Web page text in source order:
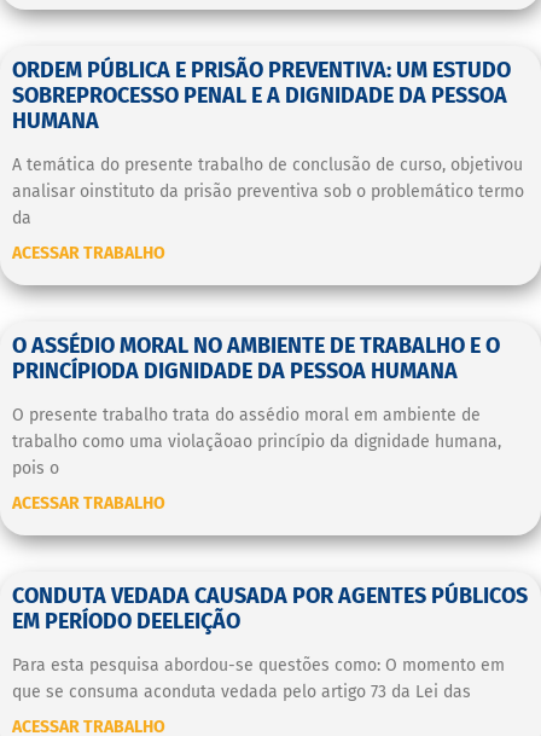
ORDEM PÚBLICA E PRISÃO PREVENTIVA: UM ESTUDO
SOBREPROCESSO PENAL E A DIGNIDADE DA PESSOA
HUMANA
A temática do presente trabalho de conclusão de curso, objetivou
analisar oinstituto da prisão preventiva sob o problemático termo
da
ACESSAR TRABALHO
O ASSÉDIO MORAL NO AMBIENTE DE TRABALHO E O
PRINCÍPIODA DIGNIDADE DA PESSOA HUMANA
O presente trabalho trata do assédio moral em ambiente de
trabalho como uma violaçãoao princípio da dignidade humana,
pois o
ACESSAR TRABALHO
CONDUTA VEDADA CAUSADA POR AGENTES PÚBLICOS
EM PERÍODO DEELEIÇÃO
Para esta pesquisa abordou-se questões como: O momento em
que se consuma aconduta vedada pelo artigo 73 da Lei das
ACESSAR TRABALHO